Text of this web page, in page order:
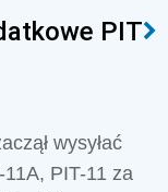
PIT
wysyłać
PIT-11 za